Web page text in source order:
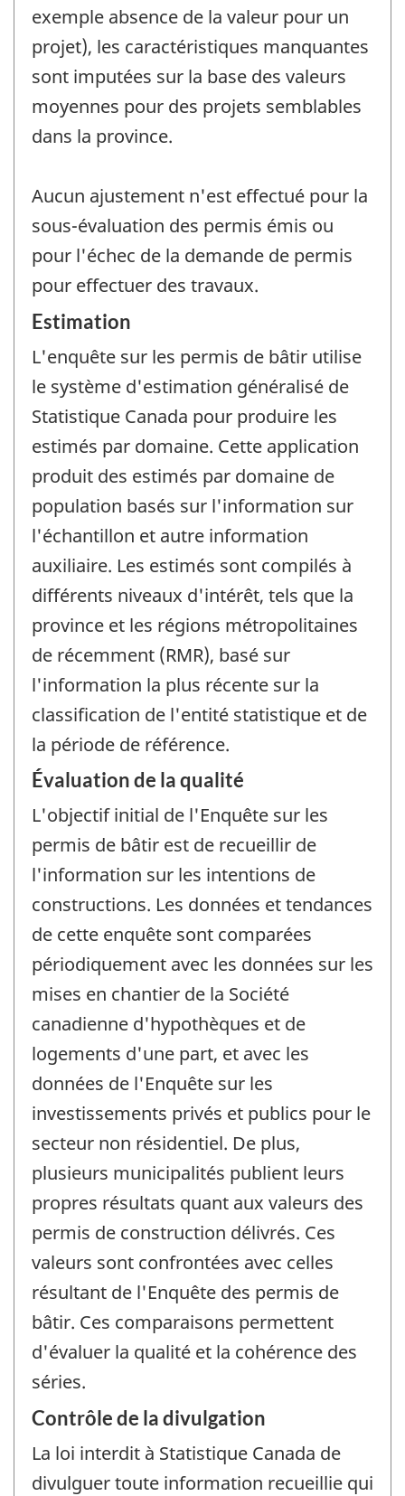
exemple absence de la valeur pour un
projet), les caractéristiques manquantes
sont imputées sur la base des valeurs
moyennes pour des projets semblables
dans la province.
Aucun ajustement n'est effectué pour la
sous-évaluation des permis émis ou
pour l'échec de la demande de permis
pour effectuer des travaux.
Estimation
L'enquête sur les permis de bâtir utilise
le système d'estimation généralisé de
Statistique Canada pour produire les
estimés par domaine. Cette application
produit des estimés par domaine de
population basés sur l'information sur
l'échantillon et autre information
auxiliaire. Les estimés sont compilés à
différents niveaux d'intérêt, tels que la
province et les régions métropolitaines
de récemment (RMR), basé sur
l'information la plus récente sur la
classification de l'entité statistique et de
la période de référence.
Évaluation de la qualité
L'objectif initial de l'Enquête sur les
permis de bâtir est de recueillir de
l'information sur les intentions de
constructions. Les données et tendances
de cette enquête sont comparées
périodiquement avec les données sur les
mises en chantier de la Société
canadienne d'hypothèques et de
logements d'une part, et avec les
données de l'Enquête sur les
investissements privés et publics pour le
secteur non résidentiel. De plus,
plusieurs municipalités publient leurs
propres résultats quant aux valeurs des
permis de construction délivrés. Ces
valeurs sont confrontées avec celles
résultant de l'Enquête des permis de
bâtir. Ces comparaisons permettent
d'évaluer la qualité et la cohérence des
séries.
Contrôle de la divulgation
La loi interdit à Statistique Canada de
divulguer toute information recueillie qui